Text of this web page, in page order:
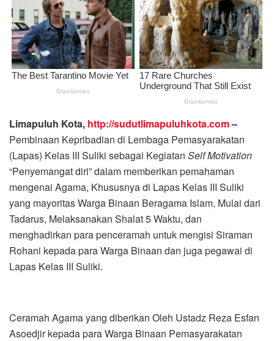
Limapuluh Kota, http://sudutlimapuluhkota.com–
Pembinaan Kepribadian di Lembaga Pemasyarakatan
(Lapas) Kelas III Suliki sebagai Kegiatan Self Motivation
“Penyemangat diri” dalam memberikan pemahaman
mengenai Agama, Khususnya di Lapas Kelas III Suliki
yang mayoritas Warga Binaan Beragama Islam, Mulai dari
Tadarus, Melaksanakan Shalat 5 Waktu, dan
menghadirkan para penceramah untuk mengisi Siraman
Rohani kepada para Warga Binaan dan juga pegawai di
Lapas Kelas III Suliki.
Ceramah Agama yang diberikan Oleh Ustadz Reza Esfan
Asoedjir kepada para Warga Binaan Pemasyarakatan